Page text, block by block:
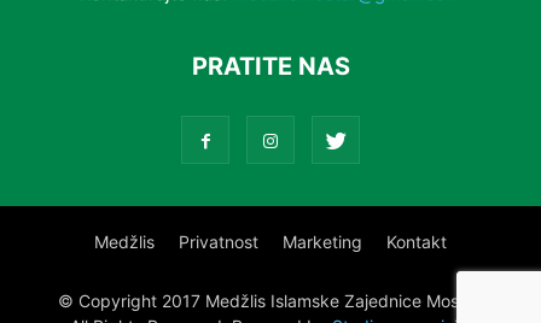
PRATITE NAS
Medžlis Privatnost Marketing Kontakt
© Copyright 2017 Medžlis Islamske Zajednice Mostar.